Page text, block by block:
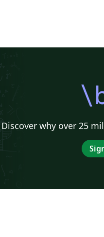
Discover why over 25